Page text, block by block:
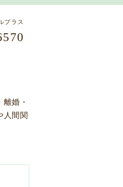
婚・
人間関
プラス